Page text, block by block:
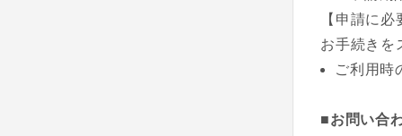
【申請に
お手続きを
ご利用時
■お問い合